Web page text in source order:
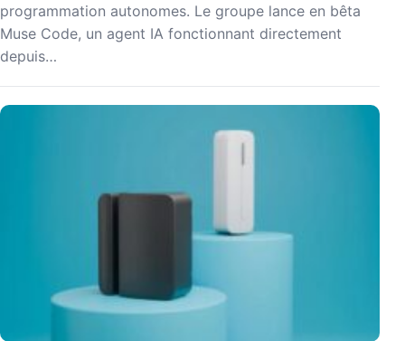
programmation autonomes. Le groupe lance en bêta
Muse Code, un agent IA fonctionnant directement
depuis…